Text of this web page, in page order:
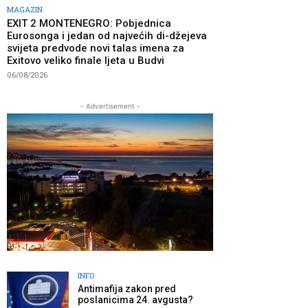
MAGAZIN
EXIT 2 MONTENEGRO: Pobjednica
Eurosonga i jedan od najvećih di-džejeva
svijeta predvode novi talas imena za
Exitovo veliko finale ljeta u Budvi
06/08/2026
- Advertisement -
INFO
Antimafija zakon pred
poslanicima 24. avgusta?